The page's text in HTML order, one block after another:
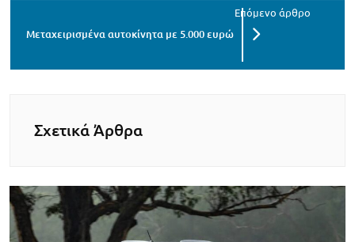
Μεταχειρισμένα αυτοκίνητα με 5.000 ευρώ
Σχετικά Άρθρα